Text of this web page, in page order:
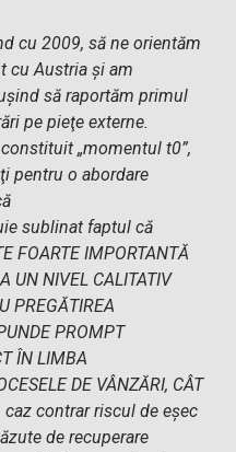
cu 2009, să ne orientăm
cu Austria şi am
să raportăm primul
pe pieţe externe.
„momentul t0”,
pentru o abordare
sublinat faptul că
FOARTE IMPORTANTĂ
UN NIVEL CALITATIV
PREGĂTIREA
PROMPT
ÎN LIMBA
DE VÂNZĂRI, CÂT
caz contrar riscul de eşec
de recuperare